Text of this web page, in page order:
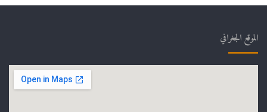
الموقع الجغرافي